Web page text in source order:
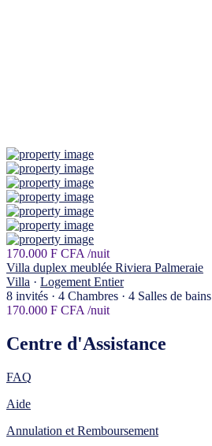
170.000 F CFA /nuit
Villa duplex meublée Riviera Palmeraie
Villa · Logement Entier
8 invités · 4 Chambres · 4 Salles de bains
170.000 F CFA /nuit
Centre d'Assistance
FAQ
Aide
Annulation et Remboursement